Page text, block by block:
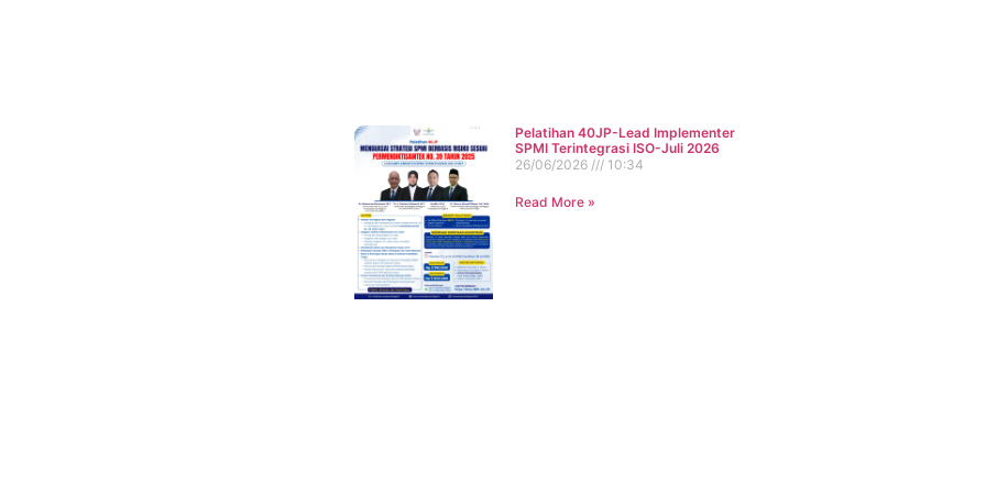
Pelatihan 40JP-Lead Implementer
SPMI Terintegrasi ISO-Juli 2026
26/06/2026
10:34
Read More »